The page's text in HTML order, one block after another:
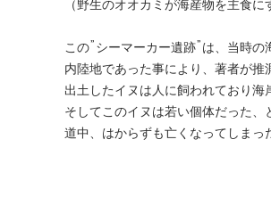
（野生のオオカミが海産物を主食
この”シーマーカー遺跡”は、当時の
内陸地であった事により、著者が推
出土したイヌは人に飼われており海
そしてこのイヌは若い個体だった、
道中、はからずも亡くなってしまっ